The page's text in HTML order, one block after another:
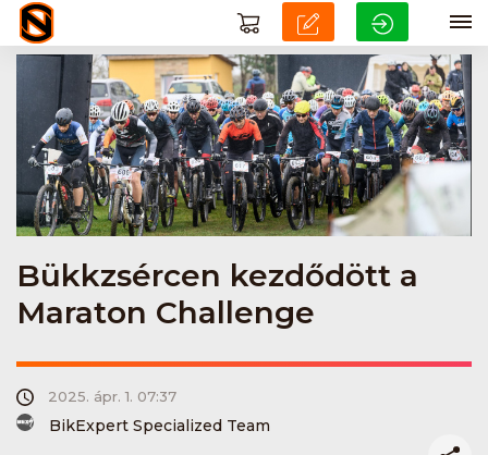
Bükkzsércen kezdődött a
Maraton Challenge
2025. ápr. 1. 07:37
BikExpert Specialized Team